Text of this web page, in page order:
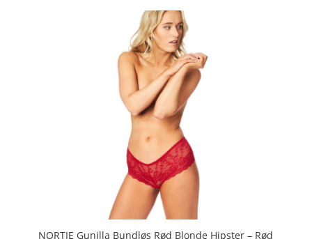
NORTIE Gunilla Bundløs Rød Blonde Hipster – Rød